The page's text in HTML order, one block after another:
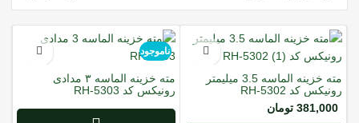
مته خزینه الماسه 3.5 میلیمتر
رونیکس کد RH-5302
381,000 تومان
ناموجود
مته خزینه الماسه ۳ مدادی
رونیکس کد RH-5303